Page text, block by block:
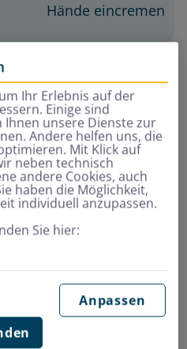
Hände eincremen
Lippen
unsere Haut, ein
Zusammensetzung.
besteht vor allem aus Talg
Talg- und
bei sinkenden
kann die Haut
so gut speichern. Der
dort, wo sie nicht so gut
Ausgerechnet das
Ihr Erlebnis auf der
Einige sind
unsere Dienste zur
Andere helfen uns, die
Mit Klick auf
neben technisch
andere Cookies, auch
haben die Möglichkeit,
individuell anzupassen.
Sie hier:
Anpassen